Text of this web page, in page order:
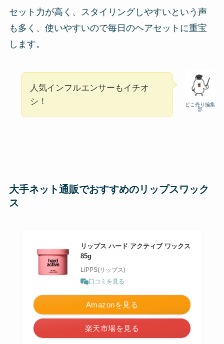
セット力が高く、スタイリングしやすいという声
も多く、使いやすいので毎日のヘアセットに重宝
します。
どこ売り編集
部
人気インフルエンサーもイチオ
シ！
大手ネット通販でおすすめのリップスワック
ス
リップス ハード アクティブ ワックス
85g
LIPPS(リップス)
口コミを見る
Amazonを見る
楽天市場を見る